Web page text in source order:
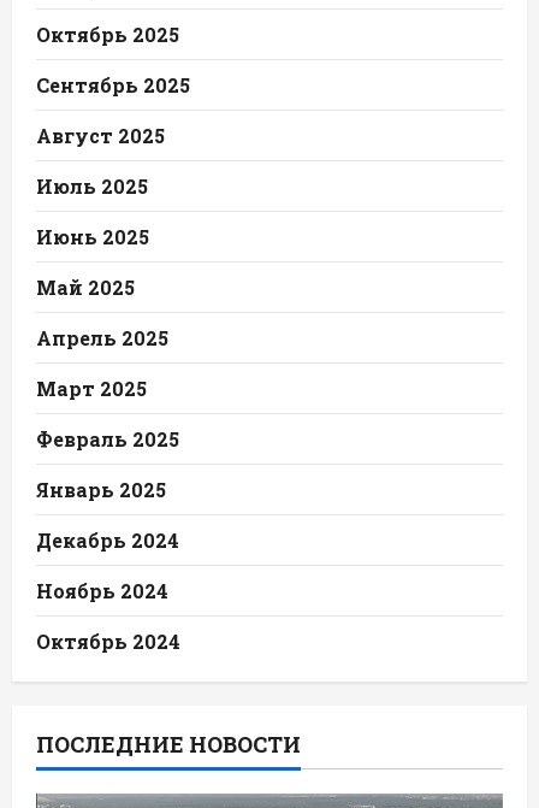
Октябрь 2025
Сентябрь 2025
Август 2025
Июль 2025
Июнь 2025
Май 2025
Апрель 2025
Март 2025
Февраль 2025
Январь 2025
Декабрь 2024
Ноябрь 2024
Октябрь 2024
ПОСЛЕДНИЕ НОВОСТИ